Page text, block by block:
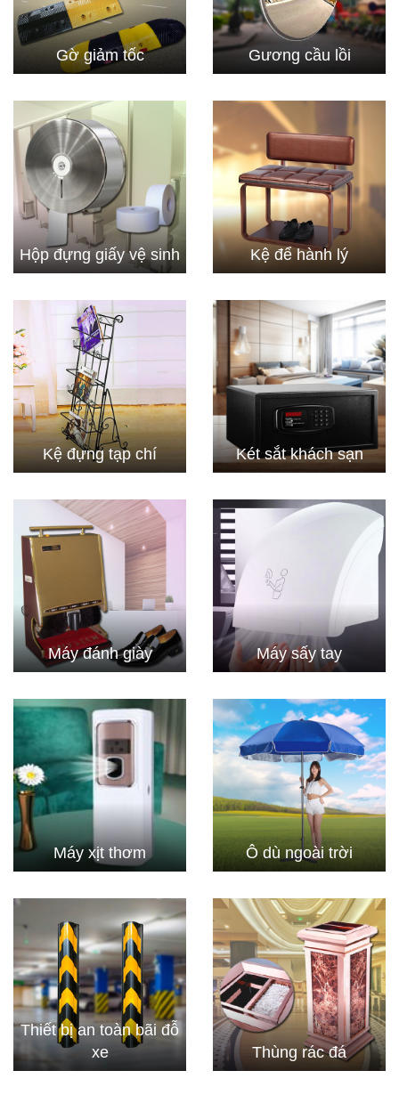
Gờ giảm tốc Gương cầu lồi
Hộp đựng giấy vệ sinh Kệ để hành lý
Kệ đựng tạp chí Két sắt khách sạn
Máy đánh giày Máy sấy tay
Máy xịt thơm Ô dù ngoài trời
Thiết bị an toàn bãi đỗ
xe
Thùng rác đá